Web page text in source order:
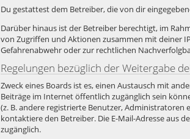
Du gestattest dem Betreiber, die von dir
Darüber hinaus ist der Betreiber berechtigt, im
von Zugriffen und Aktionen zusammen mit deiner
Gefahrenabwehr oder zur rechtlichen
Regelungen bezüglich der Weitergabe
Zweck eines Boards ist es, einen Austausch mit
Beiträge im Internet öffentlich zugänglich sein
(z. B. andere registrierte Benutzer,
kontaktiere den Betreiber. Die E-Mail-Adresse aus
zugänglich.